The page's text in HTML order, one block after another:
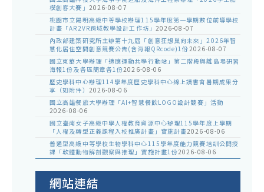
模創客大賽」 2026-08-07
桃園市立陽明高級中等學校辦理115學年度第一學期數位前導學校
計畫「AR2VR跨域教學設計工作坊」 2026-08-07
內政部建築研究所主辦第十九屆「創意狂想巢向未來」2026年智
慧化居住空間創意競賽公告(含海報QRcode)1份2026-08-07
國立東華大學辦理「適應運動共學行動站」第二階段與離島場研習
海報1份及各區簡章各1份2026-08-06
歷史學科中心辦理114學年度歷史學科中心線上讀書會暑期成果分
享（如附件） 2026-08-06
國立高雄餐旅大學辦理「AI+智慧餐飲LOGO設計競賽」活動
2026-08-06
國立臺南女子高級中學人權教育資源中心辦理115學年度上學期
「人權及轉型正義課程入校推廣計畫」實施計畫2026-08-06
普通型高級中等學校生物學科中心115學年度能力競賽培訓公開授
課「軟體動物解剖觀察與推理」實施計畫1份2026-08-06
網站連結